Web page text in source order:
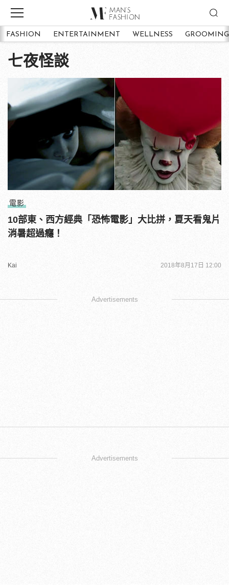
FASHION ENTERTAINMENT WELLNESS GROOMING
七夜怪談
電影
10部東、西方經典「恐怖電影」大比拼，夏天看鬼片
消暑超過癮！
Kai 2018年8月17日 12:00
Advertisements
Advertisements